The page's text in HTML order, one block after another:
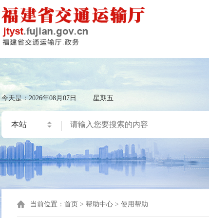
今天是：2026年08月07日 星期五
当前位置：首页 >帮助中心 >使用帮助